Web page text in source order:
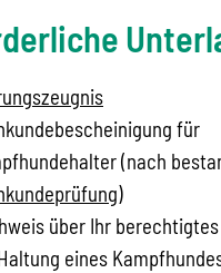
für
(nach
)
über Ihr
eines